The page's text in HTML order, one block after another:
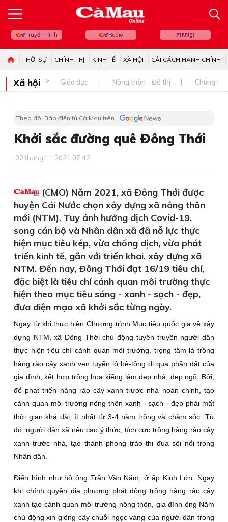
Truyền hình Radio ភាសាខ្មែរ
THỜI SỰ CHÍNH TRỊ KINH TẾ XÃ HỘI CẢI CÁCH HÀNH CHÍNH
Xã hội Giáo dục Nông thôn - Đô thị Chung
Theo dõi Báo điện tử Cà Mau trên
Khởi sắc đường quê Ðông Thới
02 tháng 11 2021 07:42
(CMO) Năm 2021, xã Ðông Thới được
huyện Cái Nước chọn xây dựng xã nông thôn
mới (NTM). Tuy ảnh hưởng dịch Covid-19,
song cán bộ và Nhân dân xã đã nỗ lực thực
hiện mục tiêu kép, vừa chống dịch, vừa phát
triển kinh tế, gắn với triển khai, xây dựng xã
NTM. Ðến nay, Ðông Thới đạt 16/19 tiêu chí,
đặc biệt là tiêu chí cảnh quan môi trường thực
hiện theo mục tiêu sáng - xanh - sạch - đẹp,
đưa diện mạo xã khởi sắc từng ngày.
Ngay từ khi thực hiện Chương trình Mục tiêu quốc gia về xây
dựng NTM, xã Ðông Thới chủ động tuyên truyền người dân
thực hiện tiêu chí cảnh quan môi trường, trọng tâm là trồng
hàng rào cây xanh ven tuyến lộ bê-tông đi qua phần đất của
gia đình, kết hợp trồng hoa kiểng làm đẹp nhà, đẹp ngõ. Bởi,
để phát triển hàng rào cây xanh trước nhà hoàn chỉnh, tạo
cảnh quan môi trường nông thôn xanh - sạch - đẹp phải mất
thời gian khá dài, ít nhất từ 3-4 năm trồng và chăm sóc. Từ
đó, người dân xã nêu cao ý thức, tích cực trồng hàng rào cây
xanh trước nhà, tạo thành phong trào thi đua sôi nổi trong
Nhân dân.
Ðiển hình như hộ ông Trần Văn Năm, ở ấp Kinh Lớn. Ngay
khi chính quyền địa phương phát động trồng hàng rào cây
xanh tạo cảnh quan môi trường nông thôn, gia đình ông Năm
chủ động xin giống cây chuỗi ngọc vàng của người dân trong